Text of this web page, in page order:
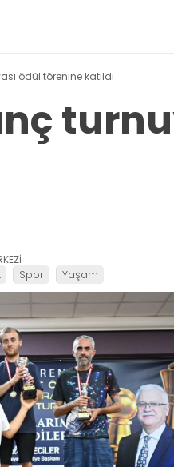
ödül törenine katıldı
Spor Yaşam